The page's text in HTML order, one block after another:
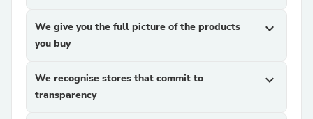
We give you the full picture of the products
you buy
expand_more
We recognise stores that commit to
transparency
expand_more